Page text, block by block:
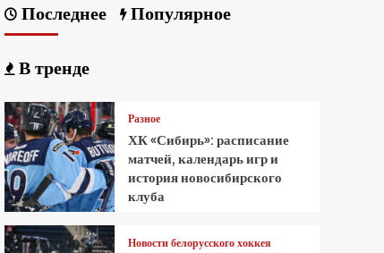
Последнее Популярное
В тренде
Разное
ХК «Сибирь»: расписание
матчей, календарь игр и
история новосибирского
клуба
Новости белорусского хоккея